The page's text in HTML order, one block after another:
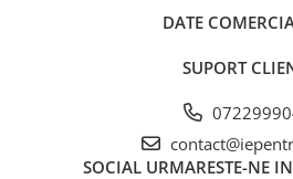
DATE
SUPORT
SOCIAL URMARESTE-NE